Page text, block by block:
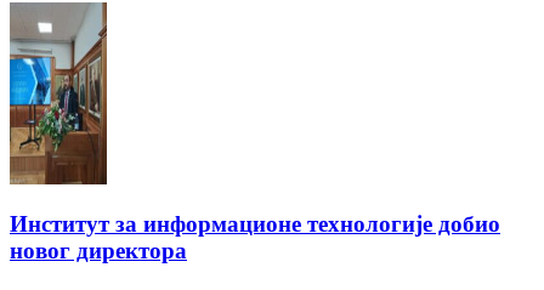
Институт за информационе технологије добио
новог директора